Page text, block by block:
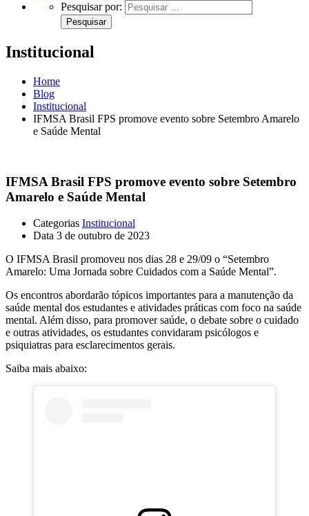
Pesquisar por:
Institucional
Home
Blog
Institucional
IFMSA Brasil FPS promove evento sobre Setembro Amarelo
e Saúde Mental
IFMSA Brasil FPS promove evento sobre Setembro
Amarelo e Saúde Mental
Categorias Institucional
Data 3 de outubro de 2023
O IFMSA Brasil promoveu nos dias 28 e 29/09 o “Setembro
Amarelo: Uma Jornada sobre Cuidados com a Saúde Mental”.
Os encontros abordarão tópicos importantes para a manutenção da
saúde mental dos estudantes e atividades práticas com foco na saúde
mental. Além disso, para promover saúde, o debate sobre o cuidado
e outras atividades, os estudantes convidaram psicólogos e
psiquiatras para esclarecimentos gerais.
Saiba mais abaixo: